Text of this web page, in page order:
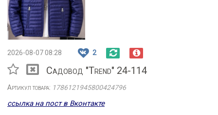
2026-08-07 08:28 2
Садовод "Trend" 24-114
Артикул товара: 1786121945800424796
ссылка на пост в Вконтакте